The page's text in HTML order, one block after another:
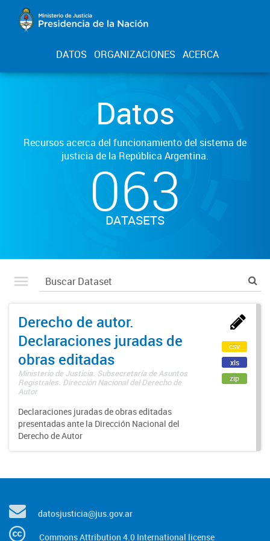
DATOS ORGANIZACIONES ACERCA
Datos
Recursos acerca del funcionamiento del sistema de
justicia de la República Argentina.
063
DATASETS
Derecho de autor.
Declaraciones juradas de
obras editadas
Ministerio de Justicia. Subsecretaría de Asuntos
Registrales. Dirección Nacional del Derecho de
Autor
Declaraciones juradas de obras editadas
presentadas ante la Dirección Nacional del
Derecho de Autor
csv
xls
zip
datosjusticia@jus.gov.ar
Commons Attribution 4.0 International license